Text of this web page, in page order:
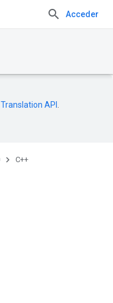
Acceder
API
C++